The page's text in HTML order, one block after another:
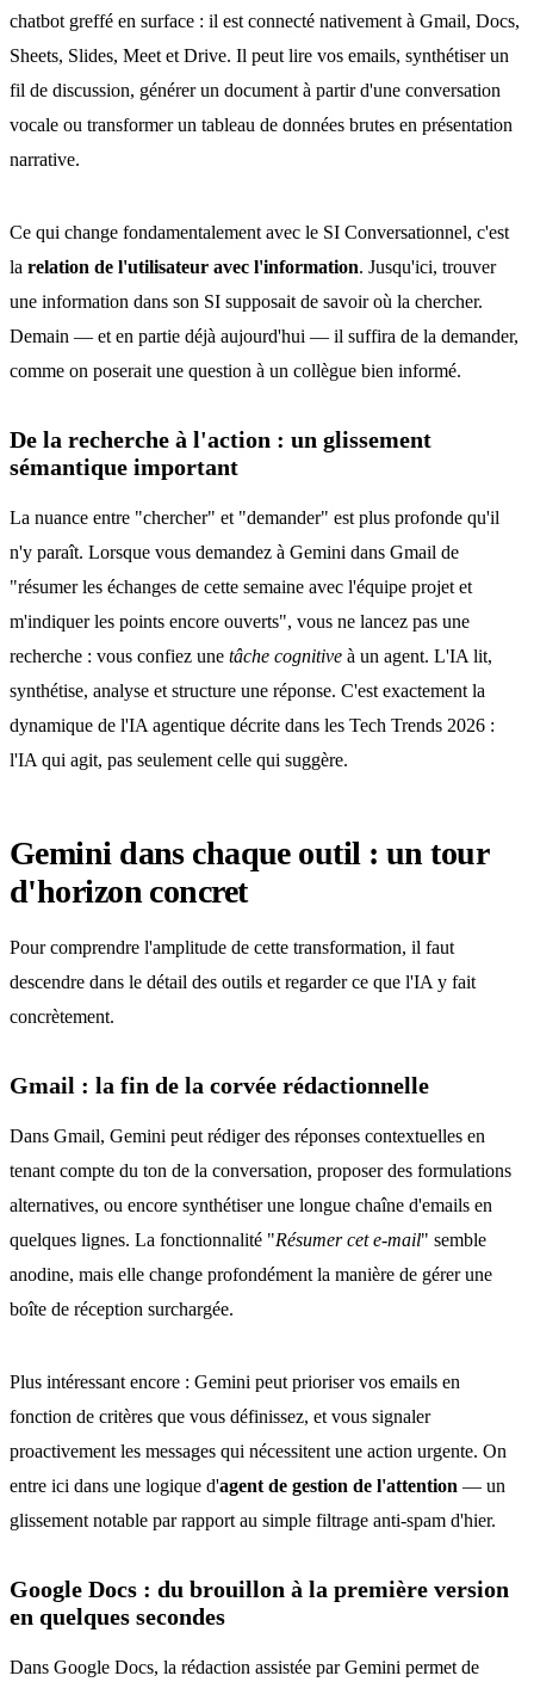
chatbot greffé en surface : il est connecté nativement à Gmail, Docs,
Sheets, Slides, Meet et Drive. Il peut lire vos emails, synthétiser un
fil de discussion, générer un document à partir d'une conversation
vocale ou transformer un tableau de données brutes en présentation
narrative.
Ce qui change fondamentalement avec le SI Conversationnel, c'est
la relation de l'utilisateur avec l'information. Jusqu'ici, trouver
une information dans son SI supposait de savoir où la chercher.
Demain — et en partie déjà aujourd'hui — il suffira de la demander,
comme on poserait une question à un collègue bien informé.
De la recherche à l'action : un glissement
sémantique important
La nuance entre "chercher" et "demander" est plus profonde qu'il
n'y paraît. Lorsque vous demandez à Gemini dans Gmail de
"résumer les échanges de cette semaine avec l'équipe projet et
m'indiquer les points encore ouverts", vous ne lancez pas une
recherche : vous confiez une tâche cognitive à un agent. L'IA lit,
synthétise, analyse et structure une réponse. C'est exactement la
dynamique de l'IA agentique décrite dans les Tech Trends 2026 :
l'IA qui agit, pas seulement celle qui suggère.
Gemini dans chaque outil : un tour
d'horizon concret
Pour comprendre l'amplitude de cette transformation, il faut
descendre dans le détail des outils et regarder ce que l'IA y fait
concrètement.
Gmail : la fin de la corvée rédactionnelle
Dans Gmail, Gemini peut rédiger des réponses contextuelles en
tenant compte du ton de la conversation, proposer des formulations
alternatives, ou encore synthétiser une longue chaîne d'emails en
quelques lignes. La fonctionnalité "Résumer cet e-mail" semble
anodine, mais elle change profondément la manière de gérer une
boîte de réception surchargée.
Plus intéressant encore : Gemini peut prioriser vos emails en
fonction de critères que vous définissez, et vous signaler
proactivement les messages qui nécessitent une action urgente. On
entre ici dans une logique d'agent de gestion de l'attention — un
glissement notable par rapport au simple filtrage anti-spam d'hier.
Google Docs : du brouillon à la première version
en quelques secondes
Dans Google Docs, la rédaction assistée par Gemini permet de